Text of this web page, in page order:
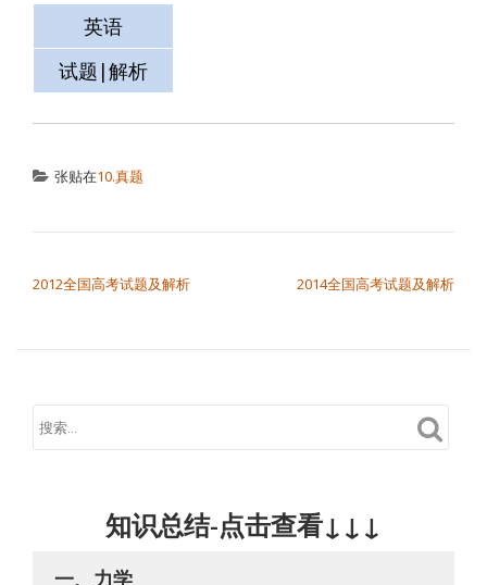
英语
试题|解析
张贴在10.真题
2012全国高考试题及解析 2014全国高考试题及解析
知识总结-点击查看↓↓↓
一、力学